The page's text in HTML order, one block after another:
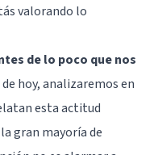
valorando lo
de lo poco que nos
hoy, analizaremos en
esta actitud
gran mayoría de